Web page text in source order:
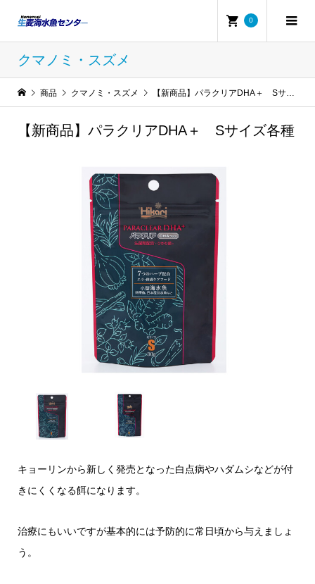
0
クマノミ・スズメ
商品 クマノミ・スズメ 【新商品】パラクリアDHA＋ Sサイズ各種
【新商品】パラクリアDHA＋ Sサイズ各種
キョーリンから新しく発売となった白点病やハダムシなどが付
きにくくなる餌になります。
治療にもいいですが基本的には予防的に常日頃から与えましょ
う。